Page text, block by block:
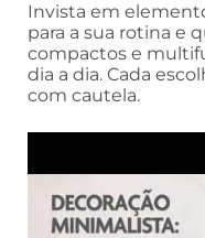
Invista em
para a sua rotina e
compactos e
dia a dia. Cada
com cautela.